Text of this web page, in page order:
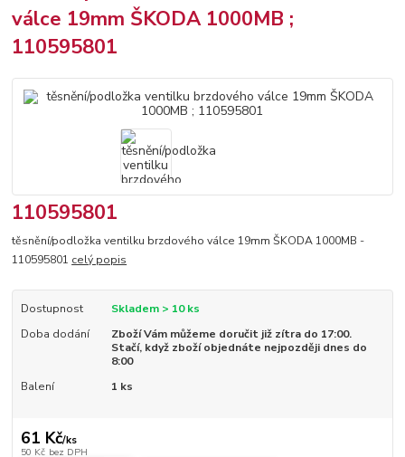
válce 19mm ŠKODA 1000MB ;
110595801
110595801
těsnění/podložka ventilku brzdového válce 19mm ŠKODA 1000MB -
110595801 celý popis
Dostupnost
Skladem > 10 ks
Doba dodání
Zboží Vám můžeme doručit již zítra do 17:00.
Stačí, když zboží objednáte nejpozději dnes do
8:00
Balení
1 ks
61 Kč/ks
50 Kč bez DPH